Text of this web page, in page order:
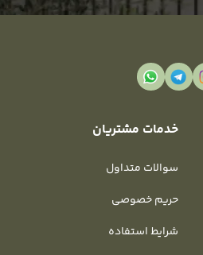
خدمات مشتریان
سوالات متداول
حریم خصوصی
شرایط استفاده